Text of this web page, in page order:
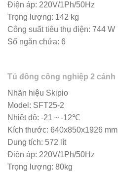
Điện áp: 220V/1Ph/50Hz
Trọng lượng: 142 kg
Công suất tiêu thụ điện: 744 W
Số ngăn chứa: 6
Tủ đông công nghiệp 2 cánh
Nhãn hiệu Skipio
Model: SFT25-2
Nhiệt độ: -21 ~ -12℃
Kích thước: 640x850x1926 mm
Dung tích: 572 lít
Điện áp: 220V/1Ph/50Hz
Trọng lượng: 80kg